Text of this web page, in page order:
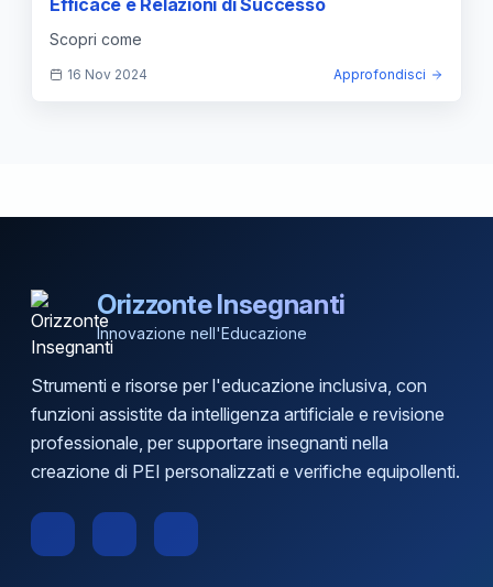
Efficace e Relazioni di Successo
Scopri come
16 Nov 2024 Approfondisci
Orizzonte Insegnanti
Innovazione nell'Educazione
Strumenti e risorse per l'educazione inclusiva, con
funzioni assistite da intelligenza artificiale e revisione
professionale, per supportare insegnanti nella
creazione di PEI personalizzati e verifiche equipollenti.